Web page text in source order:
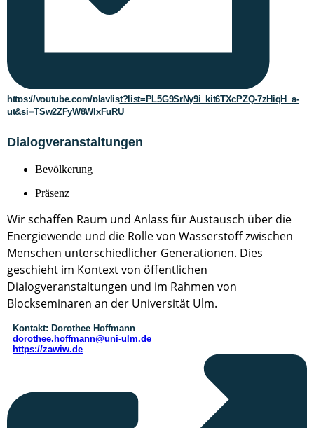
https://youtube.com/playlist?list=PL5G9SrNy9i_kit6TXcPZQ-7zHiqH_a-
ut&si=TSw2ZFyW8WIxFuRU
Dialogveranstaltungen
Bevölkerung
Präsenz
Wir schaffen Raum und Anlass für Austausch über die
Energiewende und die Rolle von Wasserstoff zwischen
Menschen unterschiedlicher Generationen. Dies
geschieht im Kontext von öffentlichen
Dialogveranstaltungen und im Rahmen von
Blockseminaren an der Universität Ulm.
Kontakt: Dorothee Hoffmann
dorothee.hoffmann@uni-ulm.de
https://zawiw.de